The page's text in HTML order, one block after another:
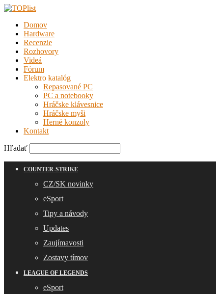
Domov
Hardware
Recenzie
Rozhovory
Videá
Fórum
Elektro katalóg
Repasované PC
PC a notebooky
Hráčske klávesnice
Hráčske myši
Herné konzoly
Kontakt
Hľadať
COUNTER-STRIKE
CZ/SK novinky
eSport
Tipy a návody
Updates
Zaujímavosti
Zostavy tímov
LEAGUE OF LEGENDS
eSport